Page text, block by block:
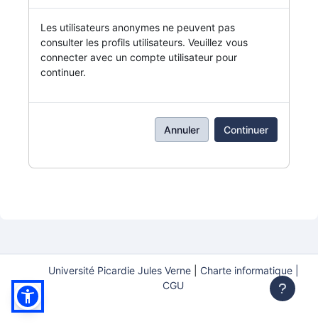
Les utilisateurs anonymes ne peuvent pas
consulter les profils utilisateurs. Veuillez vous
connecter avec un compte utilisateur pour
continuer.
Annuler Continuer
Université Picardie Jules Verne|
Charte informatique |
CGU